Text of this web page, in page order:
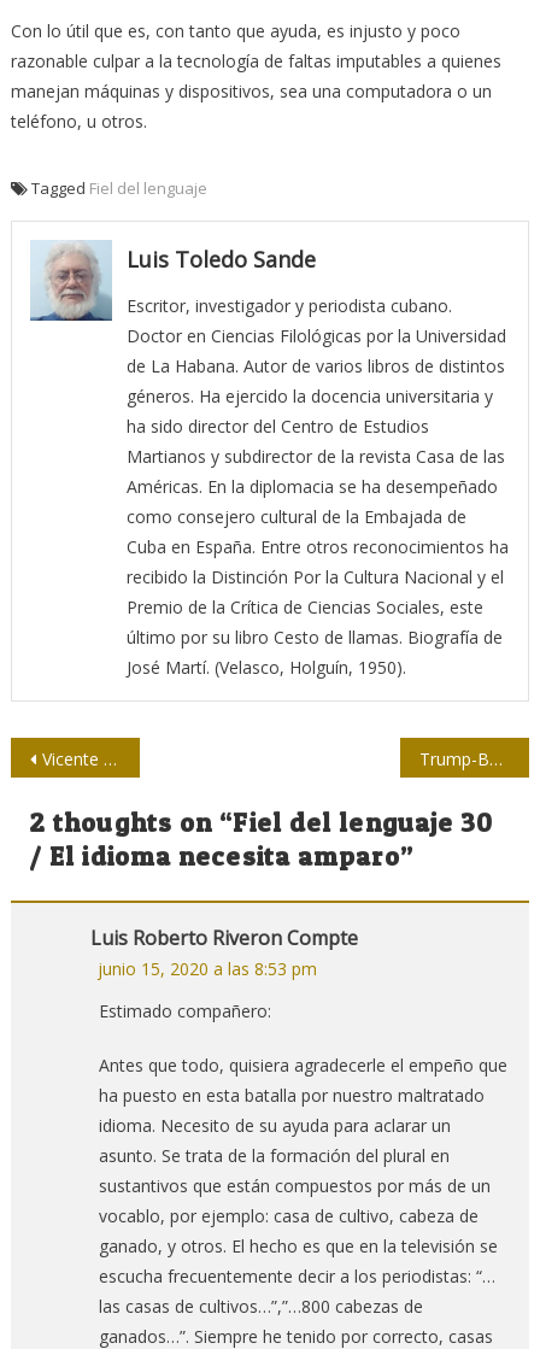
Con lo útil que es, con tanto que ayuda, es injusto y poco
razonable culpar a la tecnología de faltas imputables a quienes
manejan máquinas y dispositivos, sea una computadora o un
teléfono, u otros.
Tagged Fiel del lenguaje
Luis Toledo Sande
Escritor, investigador y periodista cubano.
Doctor en Ciencias Filológicas por la Universidad
de La Habana. Autor de varios libros de distintos
géneros. Ha ejercido la docencia universitaria y
ha sido director del Centro de Estudios
Martianos y subdirector de la revista Casa de las
Américas. En la diplomacia se ha desempeñado
como consejero cultural de la Embajada de
Cuba en España. Entre otros reconocimientos ha
recibido la Distinción Por la Cultura Nacional y el
Premio de la Crítica de Ciencias Sociales, este
último por su libro Cesto de llamas. Biografía de
José Martí. (Velasco, Holguín, 1950).
Navegación
de
entradas
Vicente Berovides Álvarez: “Dudo mucho que un evento como el de la evolución humana vuelva a ocurrir” Trump-Bolsonaro: dueto errático ante la Covid-19 y el racismo
2 thoughts on “Fiel del lenguaje 30
/ El idioma necesita amparo”
Luis Roberto Riveron Compte
junio 15, 2020 a las 8:53 pm
Estimado compañero:
Antes que todo, quisiera agradecerle el empeño que
ha puesto en esta batalla por nuestro maltratado
idioma. Necesito de su ayuda para aclarar un
asunto. Se trata de la formación del plural en
sustantivos que están compuestos por más de un
vocablo, por ejemplo: casa de cultivo, cabeza de
ganado, y otros. El hecho es que en la televisión se
escucha frecuentemente decir a los periodistas: “…
las casas de cultivos…”,”…800 cabezas de
ganados…”. Siempre he tenido por correcto, casas